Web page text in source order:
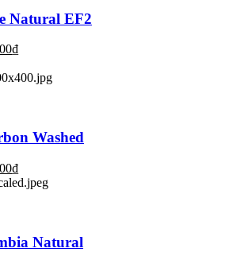
Natural EF2
₫
Washed
₫
Natural